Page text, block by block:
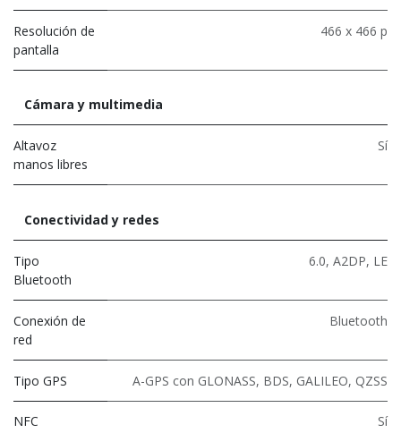
Resolución de
pantalla
466 x 466 p
Cámara y multimedia
Altavoz
manos libres
Sí
Conectividad y redes
Tipo
Bluetooth
6.0, A2DP, LE
Conexión de
red
Bluetooth
Tipo GPS A-GPS con GLONASS, BDS, GALILEO, QZSS
NFC Sí